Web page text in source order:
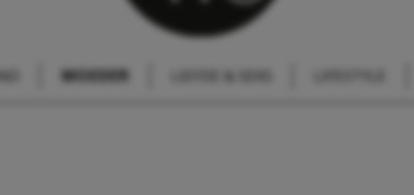
MOEDER LIEFDE & SEKS